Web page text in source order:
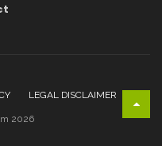
LEGAL DISCLAIMER
2026